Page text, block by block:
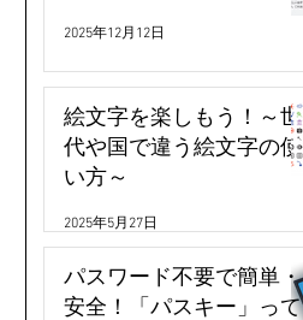
2025年12月12日
絵文字を楽しもう！～世
代や国で違う絵文字の使
い方～
2025年5月27日
パスワード不要で簡単・
安全！「パスキー」って